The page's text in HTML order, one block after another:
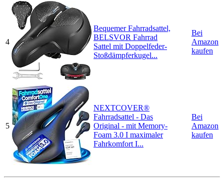
4
Bequemer Fahrradsattel,
BELSVOR Fahrrad
Sattel mit Doppelfeder-
Stoßdämpferkugel...
Bei
Amazon
kaufen
5
NEXTCOVER®
Fahrradsattel - Das
Original - mit Memory-
Foam 3.0 I maximaler
Fahrkomfort I...
Bei
Amazon
kaufen